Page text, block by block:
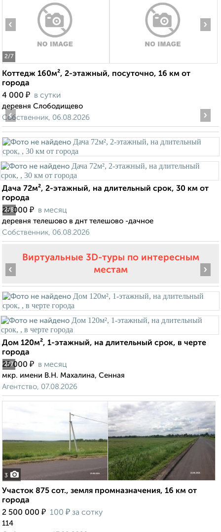
2/7
‹ ›
Коттедж 160м², 2-этажный, посуточно, 16 км от
города
4 000 ₽ в сутки
деревня Слободищево
Собственник, 06.08.2026
2/8
‹ ›
Дача 72м², 2-этажный, на длительный срок, 30 км от
города
25 000 ₽ в месяц
деревня телешово в днт телешово -дачное
Собственник, 06.08.2026
Виртуальные 3D-туры по интересным
местам
2/7
‹ ›
Дом 120м², 1-этажный, на длительный срок, в черте
города
25 000 ₽ в месяц
мкр. имени В.Н. Махалина, Сенная
Агентство, 07.08.2026
3
Участок 875 сот., земля промназначения, 16 км от
города
2 500 000 ₽ 100 ₽ за сотку
114